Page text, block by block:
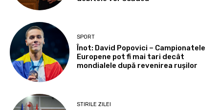
SPORT
Înot: David Popovici – Campionatele
Europene pot fi mai tari decât
mondialele după revenirea rușilor
STIRILE ZILEI